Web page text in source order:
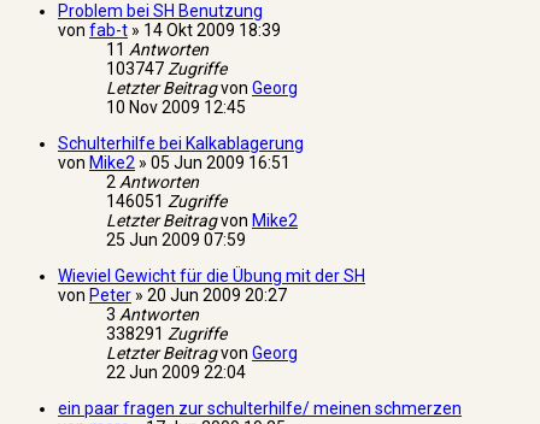
Problem bei SH Benutzung
von fab-t » 14 Okt 2009 18:39
11 Antworten
103747Zugriffe
Letzter Beitragvon Georg
10 Nov 2009 12:45
Schulterhilfe bei Kalkablagerung
von Mike2 » 05 Jun 2009 16:51
2Antworten
146051 Zugriffe
Letzter Beitragvon Mike2
25 Jun 2009 07:59
Wieviel Gewicht für die Übung mit der SH
von Peter » 20 Jun 2009 20:27
3 Antworten
338291 Zugriffe
Letzter Beitragvon Georg
22 Jun 2009 22:04
ein paar fragen zur schulterhilfe/ meinen schmerzen